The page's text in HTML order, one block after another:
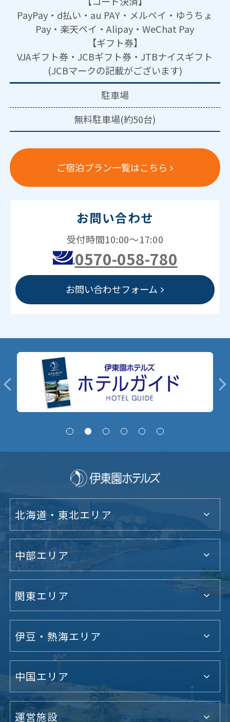
PayPay・d払い・au PAY・メルペイ・ゆうちょ
Pay・楽天ペイ・Alipay・WeChat Pay
【ギフト券】
VJAギフト券・JCBギフト券・JTBナイスギフト
(JCBマークの記載がございます)
駐車場
無料駐車場(約50台)
ご宿泊プラン一覧はこちら
お問い合わせ
受付時間10:00～17:00
0570-058-780
お問い合わせフォーム
北海道・東北エリア
中部エリア
関東エリア
伊豆・熱海エリア
中国エリア
運営施設